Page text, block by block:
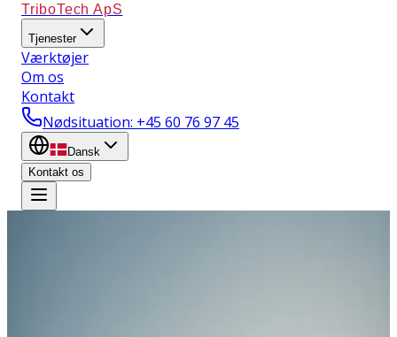
TriboTech ApS
Tjenester
Værktøjer
Om os
Kontakt
Nødsituation: +45 60 76 97 45
Dansk
Kontakt os